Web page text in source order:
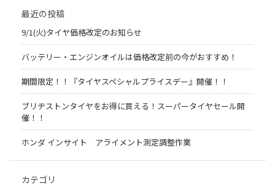
最近の投稿
9/1(火)タイヤ価格改定のお知らせ
バッテリー・エンジンオイルは価格改定前の今がおすすめ！
期間限定！！『タイヤスペシャルプライスデー』開催！！
ブリヂストンタイヤをお得に買える！スーパータイヤセール開
催！！
ホンダ インサイト アライメント測定調整作業
カテゴリ